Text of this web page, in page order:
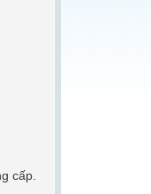
cấp.